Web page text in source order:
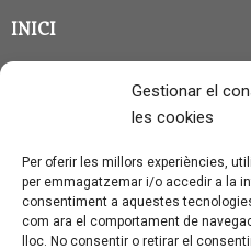
Gestionar el
les cookies
Per oferir les millors experiències,
per emmagatzemar i/o accedir a la
consentiment a aquestes
com ara el comportament de
lloc. No consentir o retirar el
INICI
CLASSE EN GRUP
QUI SOC?
CONTACTE
AVÍS LEGAL I PROTECCIÓ